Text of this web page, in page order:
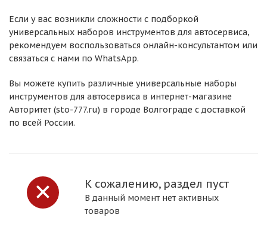
Если у вас возникли сложности с подборкой
универсальных наборов инструментов для автосервиса,
рекомендуем воспользоваться онлайн-консультантом или
связаться с нами по WhatsApp.
Вы можете купить различные универсальные наборы
инструментов для автосервиса в интернет-магазине
Авторитет (sto-777.ru) в городе Волгограде с доставкой
по всей России.
К сожалению, раздел пуст
В данный момент нет активных
товаров